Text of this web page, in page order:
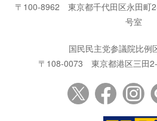
〒100-8962
東京都千代田区永田町
号室
国民民主党参議院比例
〒108-0073
東京都港区三田